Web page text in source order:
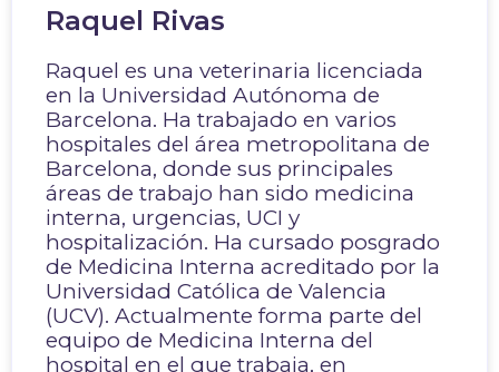
Raquel Rivas
Raquel es una veterinaria licenciada
en la Universidad Autónoma de
Barcelona. Ha trabajado en varios
hospitales del área metropolitana de
Barcelona, donde sus principales
áreas de trabajo han sido medicina
interna, urgencias, UCI y
hospitalización. Ha cursado posgrado
de Medicina Interna acreditado por la
Universidad Católica de Valencia
(UCV). Actualmente forma parte del
equipo de Medicina Interna del
hospital en el que trabaja, en